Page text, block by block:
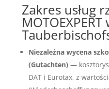
Zakres usług
MOTOEXPERT
Niezależna wycena
(Gutachten) —
DAT i Eurotax, z